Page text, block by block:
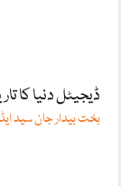
ڈیجیٹل دنیا کا
بخت بیدار جان سید